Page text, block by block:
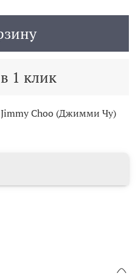
1 клик
Choo (Джимми Чу)